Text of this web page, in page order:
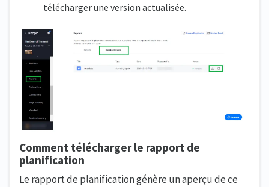
télécharger une version actualisée.
Comment télécharger le rapport de
planification
Le rapport de planification génère un aperçu de ce